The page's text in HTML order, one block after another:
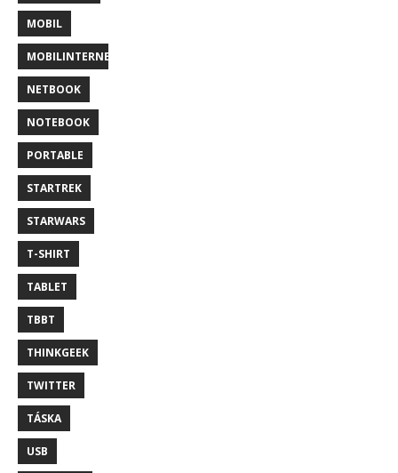
MOBIL
MOBILINTERNET
NETBOOK
NOTEBOOK
PORTABLE
STARTREK
STARWARS
T-SHIRT
TABLET
TBBT
THINKGEEK
TWITTER
TÁSKA
USB